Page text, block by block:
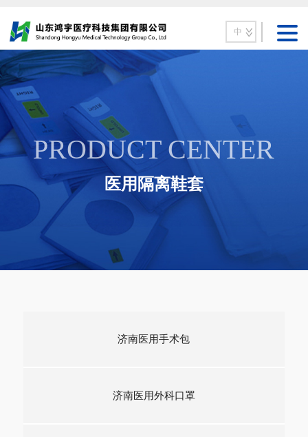
中
PRODUCT CENTER
医用隔离鞋套
济南医用手术包
济南医用外科口罩